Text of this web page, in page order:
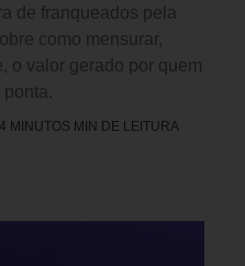
de franqueados pela
como mensurar,
o valor gerado por quem
4 MINUTOS MIN DE LEITURA